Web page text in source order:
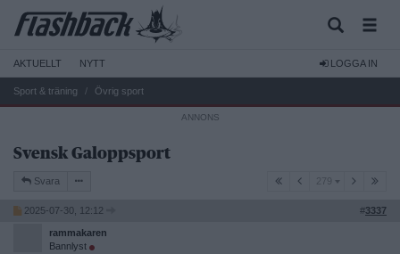
AKTUELLT NYTT LOGGA IN
Sport & träning Övrig sport
Svensk Galoppsport
Svara 279
2025-07-30, 12:12 #3337
rammakaren
Bannlyst